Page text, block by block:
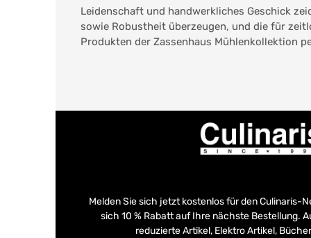
Leidenschaft und handwerkliches Geschick
sowie Robustheit überzeugen, und die für
Produkten der Zassenhaus Mühlenkollektion
Melden Sie sich jetzt kostenlos für den Culinaris-
sich 10 % Rabatt auf Ihre nächste Bestellung.
reduzierte Artikel, Elektro Artikel,